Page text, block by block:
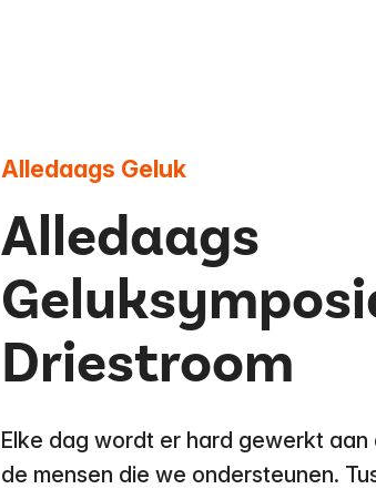
Alledaags Geluk
Alledaags
Driestroom
Elke dag wordt er hard gewerkt aan
de mensen die we ondersteunen.